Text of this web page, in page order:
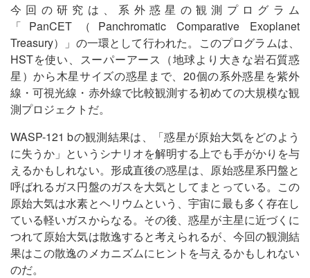
今回の研究は、系外惑星の観測プログラム
「PanCET（Panchromatic Comparative Exoplanet
Treasury）」の一環として行われた。このプログラムは、
HSTを使い、スーパーアース（地球より大きな岩石質惑
星）から木星サイズの惑星まで、20個の系外惑星を紫外
線・可視光線・赤外線で比較観測する初めての大規模な観
測プロジェクトだ。
WASP-121 bの観測結果は、「惑星が原始大気をどのよう
に失うか」というシナリオを解明する上でも手がかりを与
えるかもしれない。形成直後の惑星は、原始惑星系円盤と
呼ばれるガス円盤のガスを大気としてまとっている。この
原始大気は水素とヘリウムという、宇宙に最も多く存在し
ている軽いガスからなる。その後、惑星が主星に近づくに
つれて原始大気は散逸すると考えられるが、今回の観測結
果はこの散逸のメカニズムにヒントを与えるかもしれない
のだ。